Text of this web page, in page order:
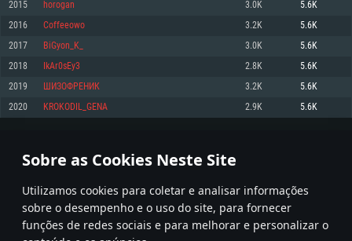
Sobre as Cookies Neste Site
Utilizamos cookies para coletar e analisar informações
sobre o desempenho e o uso do site, para fornecer
funções de redes sociais e para melhorar e personalizar o
Recomendado
superior, Radeon RX 570 ou superior
Disco: 75,9 GB
Recomendado
Network: Internet de banda larga.
Recomendado
Sistema Operativo: Ubuntu 20.04 64bit
Processador: Intel Core i7
Memória: 16 GB
Placa Gráfica: NVIDIA 1060 com os drivers mais recentes (não mais de 6
meses) / equivalentes AMD (Radeon RX 570) com os drivers mais recentes
Network: Internet de banda larga.
2015 horogan 3.0K 5.6K
2016 Coffeeowo 3.2K 5.6K
2017 BiGyon_K_ 3.0K 5.6K
2018 IkAr0sEy3 2.8K 5.6K
2019 ШИЗОФРЕНИК 3.2K 5.6K
2020 KROKODIL_GENA 2.9K 5.6K